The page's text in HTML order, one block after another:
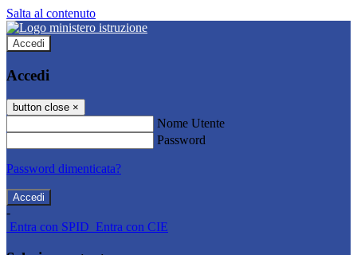
Salta al contenuto
Accedi
Accedi
button close ×
Nome Utente
Password
Password dimenticata?
-
Entra con SPID Entra con CIE